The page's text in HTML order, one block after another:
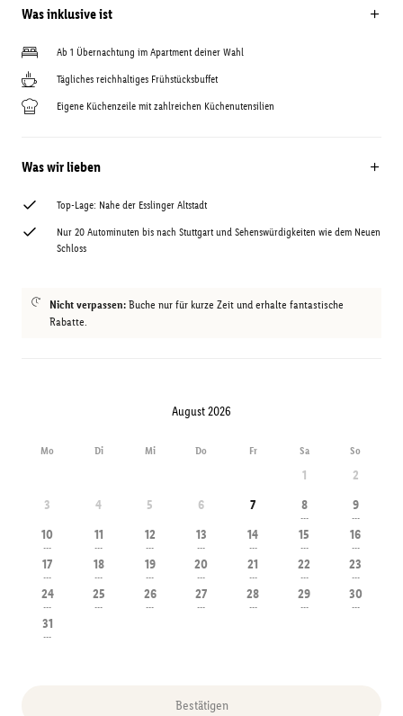
Was inklusive ist
Ab 1 Übernachtung im Apartment deiner Wahl
Tägliches reichhaltiges Frühstücksbuffet
Eigene Küchenzeile mit zahlreichen Küchenutensilien
Was wir lieben
Top-Lage: Nahe der Esslinger Altstadt
Nur 20 Autominuten bis nach Stuttgart und Sehenswürdigkeiten wie dem Neuen
Schloss
Nicht verpassen: Buche nur für kurze Zeit und erhalte fantastische
Rabatte.
August 2026
Mo Di Mi Do Fr Sa So
1
2
3
4 5 6 7 8
---
9
---
10
---
11
---
12
---
13
---
14
---
15
---
16
---
17
---
18
---
19
---
20
---
21
---
22
---
23
---
24
---
25
---
26
---
27
---
28
---
29
---
30
---
31
---
Bestätigen